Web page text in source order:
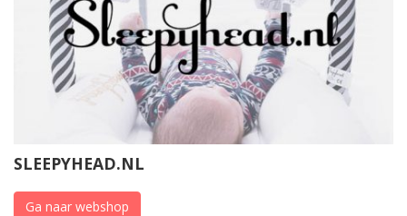
SLEEPYHEAD.NL
Ga naar webshop